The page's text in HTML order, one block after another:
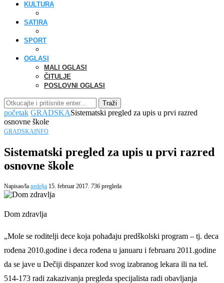
KULTURA
SATIRA
SPORT
OGLASI
MALI OGLASI
ČITULJE
POSLOVNI OGLASI
Traži
početak GRADSKASistematski pregled za upis u prvi razred
osnovne škole
GRADSKAINFO
Sistematski pregled za upis u prvi razred
osnovne škole
Napisao/la nedelja 15. februar 2017. 736 pregleda
Dom zdravlja
„Mole se roditelji dece koja pohađaju predškolski program – tj. deca
rođena 2010.godine i deca rođena u januaru i februaru 2011.godine
da se jave u Dečiji dispanzer kod svog izabranog lekara ili na tel.
514-173 radi zakazivanja pregleda specijalista radi obavljanja